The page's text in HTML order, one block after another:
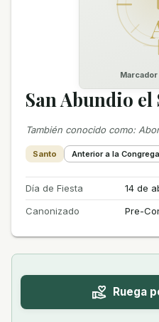
San Abundio el
También conocido como:
Santo Anterior a la
Día de Fiesta
14 de
Canonizado
Pre-
Ruega